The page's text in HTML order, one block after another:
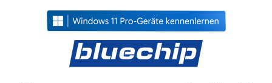
springen